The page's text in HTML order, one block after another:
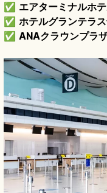
✅ エアターミナルホ
✅ ホテルグランテラ
✅ ANAクラウンプラ